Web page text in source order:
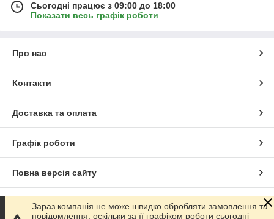
Сьогодні працює з 09:00 до 18:00
Показати весь графік роботи
Про нас
Контакти
Доставка та оплата
Графік роботи
Повна версія сайту
Сайт створено на маркетплейсіProm.ua
Зараз компанія не може швидко обробляти замовлення та
повідомлення, оскільки за її графіком роботи сьогодні